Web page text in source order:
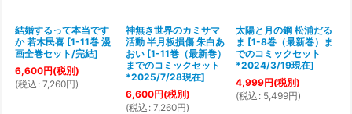
結婚するって本当です
か 若木民喜 [1-11巻 漫
画全巻セット/完結]
6,600円(税別)
(税込 : 7,260円)
神無き世界のカミサマ
活動 半月板損傷 朱白あ
おい [1-11巻（最新巻）
までのコミックセット
*2025/7/28現在]
6,600円(税別)
(税込 : 7,260円)
太陽と月の鋼 松浦だる
ま [1-8巻（最新巻）ま
でのコミックセット
*2024/3/19現在]
4,999円(税別)
(税込 : 5,499円)